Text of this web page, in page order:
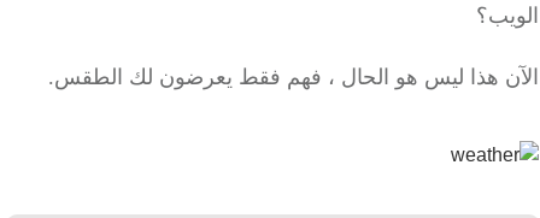
هذا ليس هو الحال ، فهم فقط يعرضون لك الطقس.